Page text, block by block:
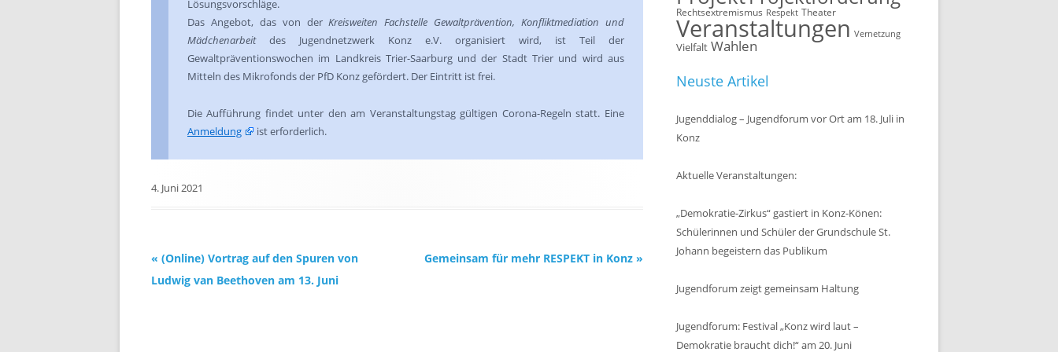
Lösungsvorschläge.
Das Angebot, das von derKreisweiten Fachstelle Gewaltprävention, Konfliktmediation und
Mädchenarbeitdes Jugendnetzwerk Konz e.V. organisiert wird, ist Teil der
Gewaltpräventionswochen im Landkreis Trier-Saarburg und der Stadt Trier und wird aus
Mitteln des Mikrofonds der PfD Konz gefördert. Der Eintritt ist frei.
Die Aufführung findet unter den am Veranstaltungstag gültigen Corona-Regeln statt. Eine
Anmeldung
ist erforderlich.
4. Juni 2021
Beitrags-
Navigation
« (Online) Vortrag auf den Spuren von
Ludwig van Beethoven am 13. Juni
Gemeinsam für mehr RESPEKT in Konz »
Rechtsextremismus Respekt Theater
Veranstaltungen Vernetzung
Vielfalt Wahlen
Neuste Artikel
Jugenddialog – Jugendforum vor Ort am 18. Juli in
Konz
Aktuelle Veranstaltungen:
„Demokratie-Zirkus“ gastiert in Konz-Könen:
Schülerinnen und Schüler der Grundschule St.
Johann begeistern das Publikum
Jugendforum zeigt gemeinsam Haltung
Jugendforum: Festival „Konz wird laut –
Demokratie braucht dich!“ am 20. Juni